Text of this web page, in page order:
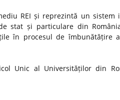
REI și reprezintă un sistem
stat și particulare din
în procesul de îmbunătățire
Unic al Universităților din